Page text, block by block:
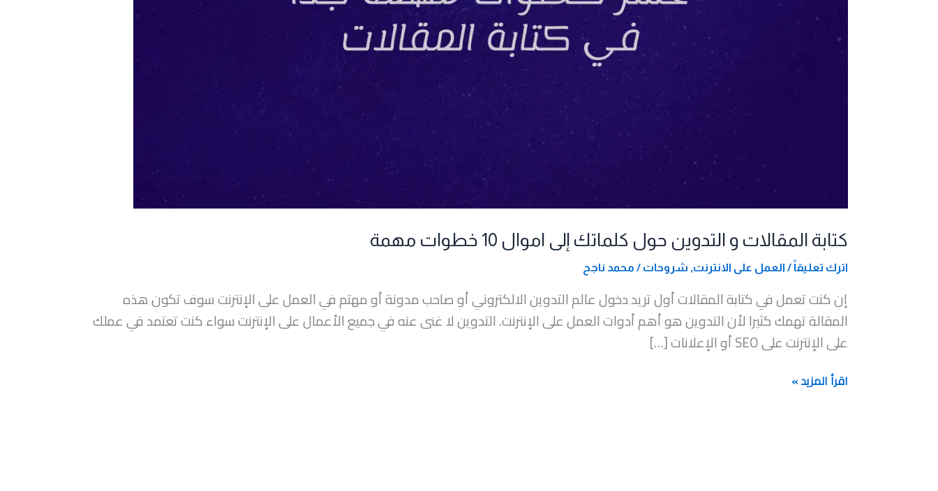
كتابة المقالات و التدوين حول كلماتك إلى اموال 10 خطوات مهمة
اترك تعليقاً / العمل على الانترنت, شروحات / محمد ناجح
إن كنت تعمل في كتابة المقالات أول تريد دخول عالم التدوين الالكتروني أو صاحب مدونة أو مهتم في العمل على الإنترنت سوف تكون هذه
المقالة تهمك كثيرا لأن التدوين هو أهم أدوات العمل على الإنترنت. التدوين لا غنى عنه في جميع الأعمال على الإنترنت سواء كنت تعتمد في عملك
على الإنترنت على SEO أو الإعلانات […]
خطوات
مهمة
اقرأ المزيد »